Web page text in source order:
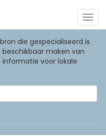
die gespecialiseerd is
maken van
voor lokale